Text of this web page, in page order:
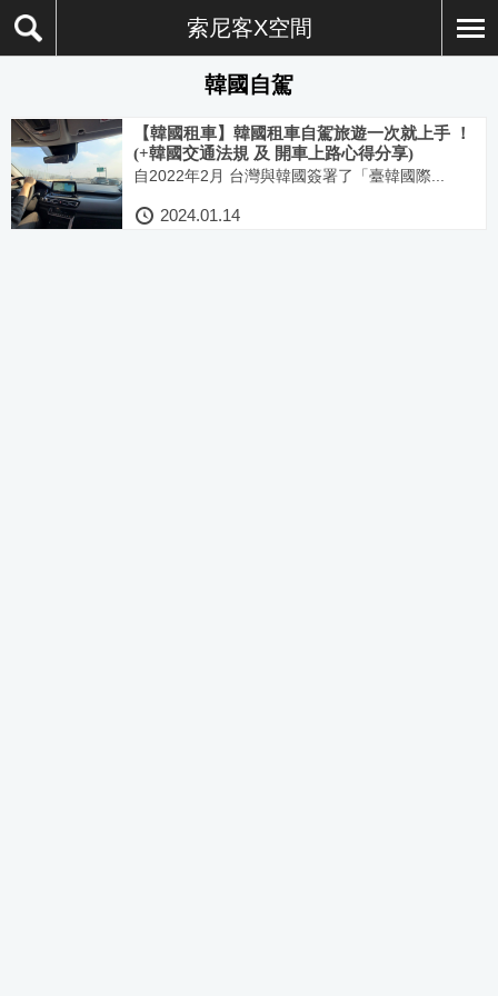
索尼客X空間
韓國自駕
【韓國租車】韓國租車自駕旅遊一次就上手 ！
(+韓國交通法規 及 開車上路心得分享)
自2022年2月 台灣與韓國簽署了「臺韓國際...
2024.01.14